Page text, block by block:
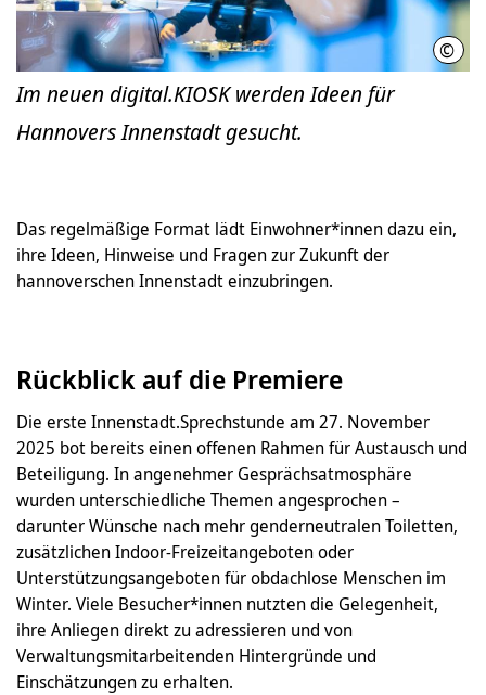
© LHH
Im neuen digital.KIOSK werden Ideen für
Hannovers Innenstadt gesucht.
Das regelmäßige Format lädt Einwohner*innen dazu ein,
ihre Ideen, Hinweise und Fragen zur Zukunft der
hannoverschen Innenstadt einzubringen.
Rückblick auf die Premiere
Die erste Innenstadt.Sprechstunde am 27. November
2025 bot bereits einen offenen Rahmen für Austausch und
Beteiligung. In angenehmer Gesprächsatmosphäre
wurden unterschiedliche Themen angesprochen –
darunter Wünsche nach mehr genderneutralen Toiletten,
zusätzlichen Indoor-Freizeitangeboten oder
Unterstützungsangeboten für obdachlose Menschen im
Winter. Viele Besucher*innen nutzten die Gelegenheit,
ihre Anliegen direkt zu adressieren und von
Verwaltungsmitarbeitenden Hintergründe und
Einschätzungen zu erhalten.